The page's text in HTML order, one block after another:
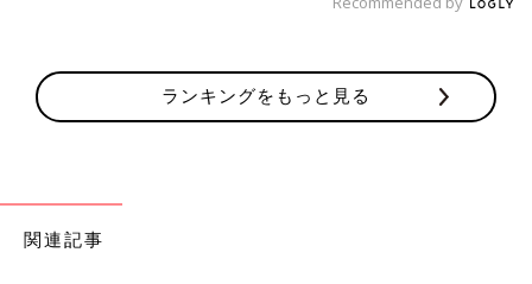
ランキングをもっと見る
関連記事